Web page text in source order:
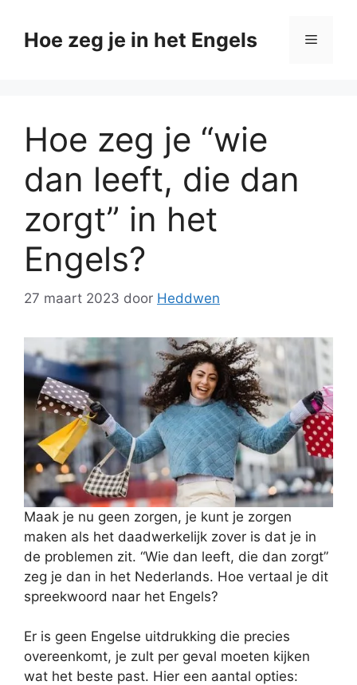
naarHoe zeg je in het Engels Menu
Hoe zeg je “wie
dan leeft, die dan
zorgt” in het
Engels?
27 maart 2023 door Heddwen
Maak je nu geen zorgen, je kunt je zorgen
maken als het daadwerkelijk zover is dat je in
de problemen zit. “Wie dan leeft, die dan zorgt”
zeg je dan in het Nederlands. Hoe vertaal je dit
spreekwoord naar het Engels?
Er is geen Engelse uitdrukking die precies
overeenkomt, je zult per geval moeten kijken
wat het beste past. Hier een aantal opties: